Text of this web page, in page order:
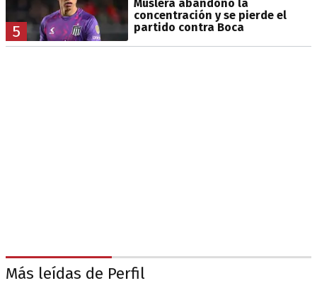
5
Muslera abandonó la
concentración y se pierde el
partido contra Boca
Más leídas de Perfil